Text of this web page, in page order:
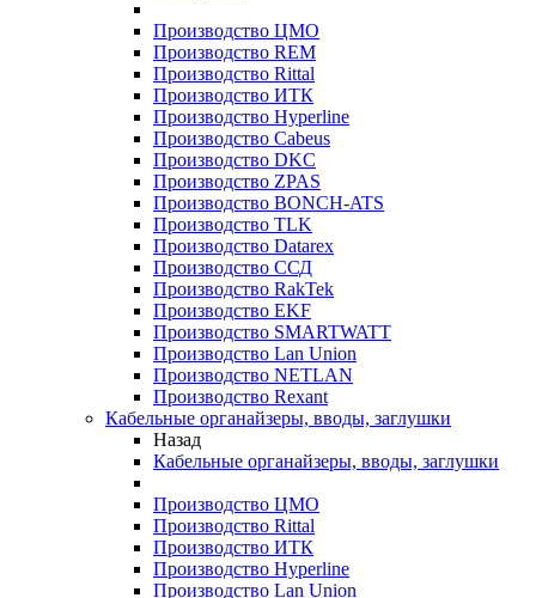
Производство ЦМО
Производство REM
Производство Rittal
Производство ИТК
Производство Hyperline
Производство Cabeus
Производство DKC
Производство ZPAS
Производство BONCH-ATS
Производство TLK
Производство Datarex
Производство ССД
Производство RakTek
Производство EKF
Производство SMARTWATT
Производство Lan Union
Производство NETLAN
Производство Rexant
Кабельные органайзеры, вводы, заглушки
Назад
Кабельные органайзеры, вводы, заглушки
Производство ЦМО
Производство Rittal
Производство ИТК
Производство Hyperline
Производство Lan Union